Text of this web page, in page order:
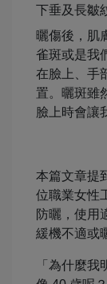
下垂及長皺
曬傷後，肌
雀斑或是我
在臉上、手
置。曬斑雖
臉上時會讓
本篇文章提
位職業女性
防曬，使用
緩機不適或
「為什麼